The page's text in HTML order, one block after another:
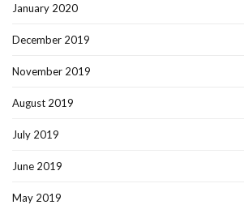
January 2020
December 2019
November 2019
August 2019
July 2019
June 2019
May 2019